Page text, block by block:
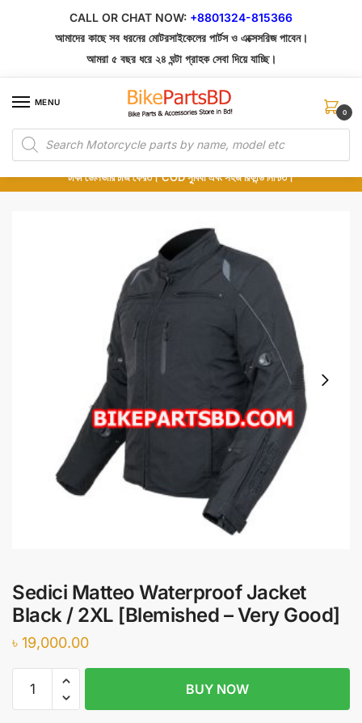
CALL OR CHAT NOW: +8801324-815366
আমাদের কাছে সব ধরনের মোটরসাইকেলের পার্টস ও এক্সেসরিজ পাবেন।
আমরা ৫ বছর ধরে ২৪ ঘন্টা গ্রাহক সেবা দিয়ে যাচ্ছি।
MENU
Products
search
0
১০০% অরিজিনাল পার্টস – শোরুম থেকে সরাসরি সংগ্রহ এবং শুধুমাত্র কুরিয়ার সার্ভিসে ডেলিভারি।
অর্ডার করার পর পার্টের ছবি দেখুন। পছন্দ হলে Cash on Delivery দিন, না হলে ৫ মিনিটে ১৯৯
টাকা ডেলিভারি চার্জ ফেরত। COD সুবিধা এবং সহজ রিফান্ড নিশ্চিত।
Sedici Matteo Waterproof Jacket
Black / 2XL [Blemished – Very Good]
৳ 19,000.00
Matteo
BUY NOW